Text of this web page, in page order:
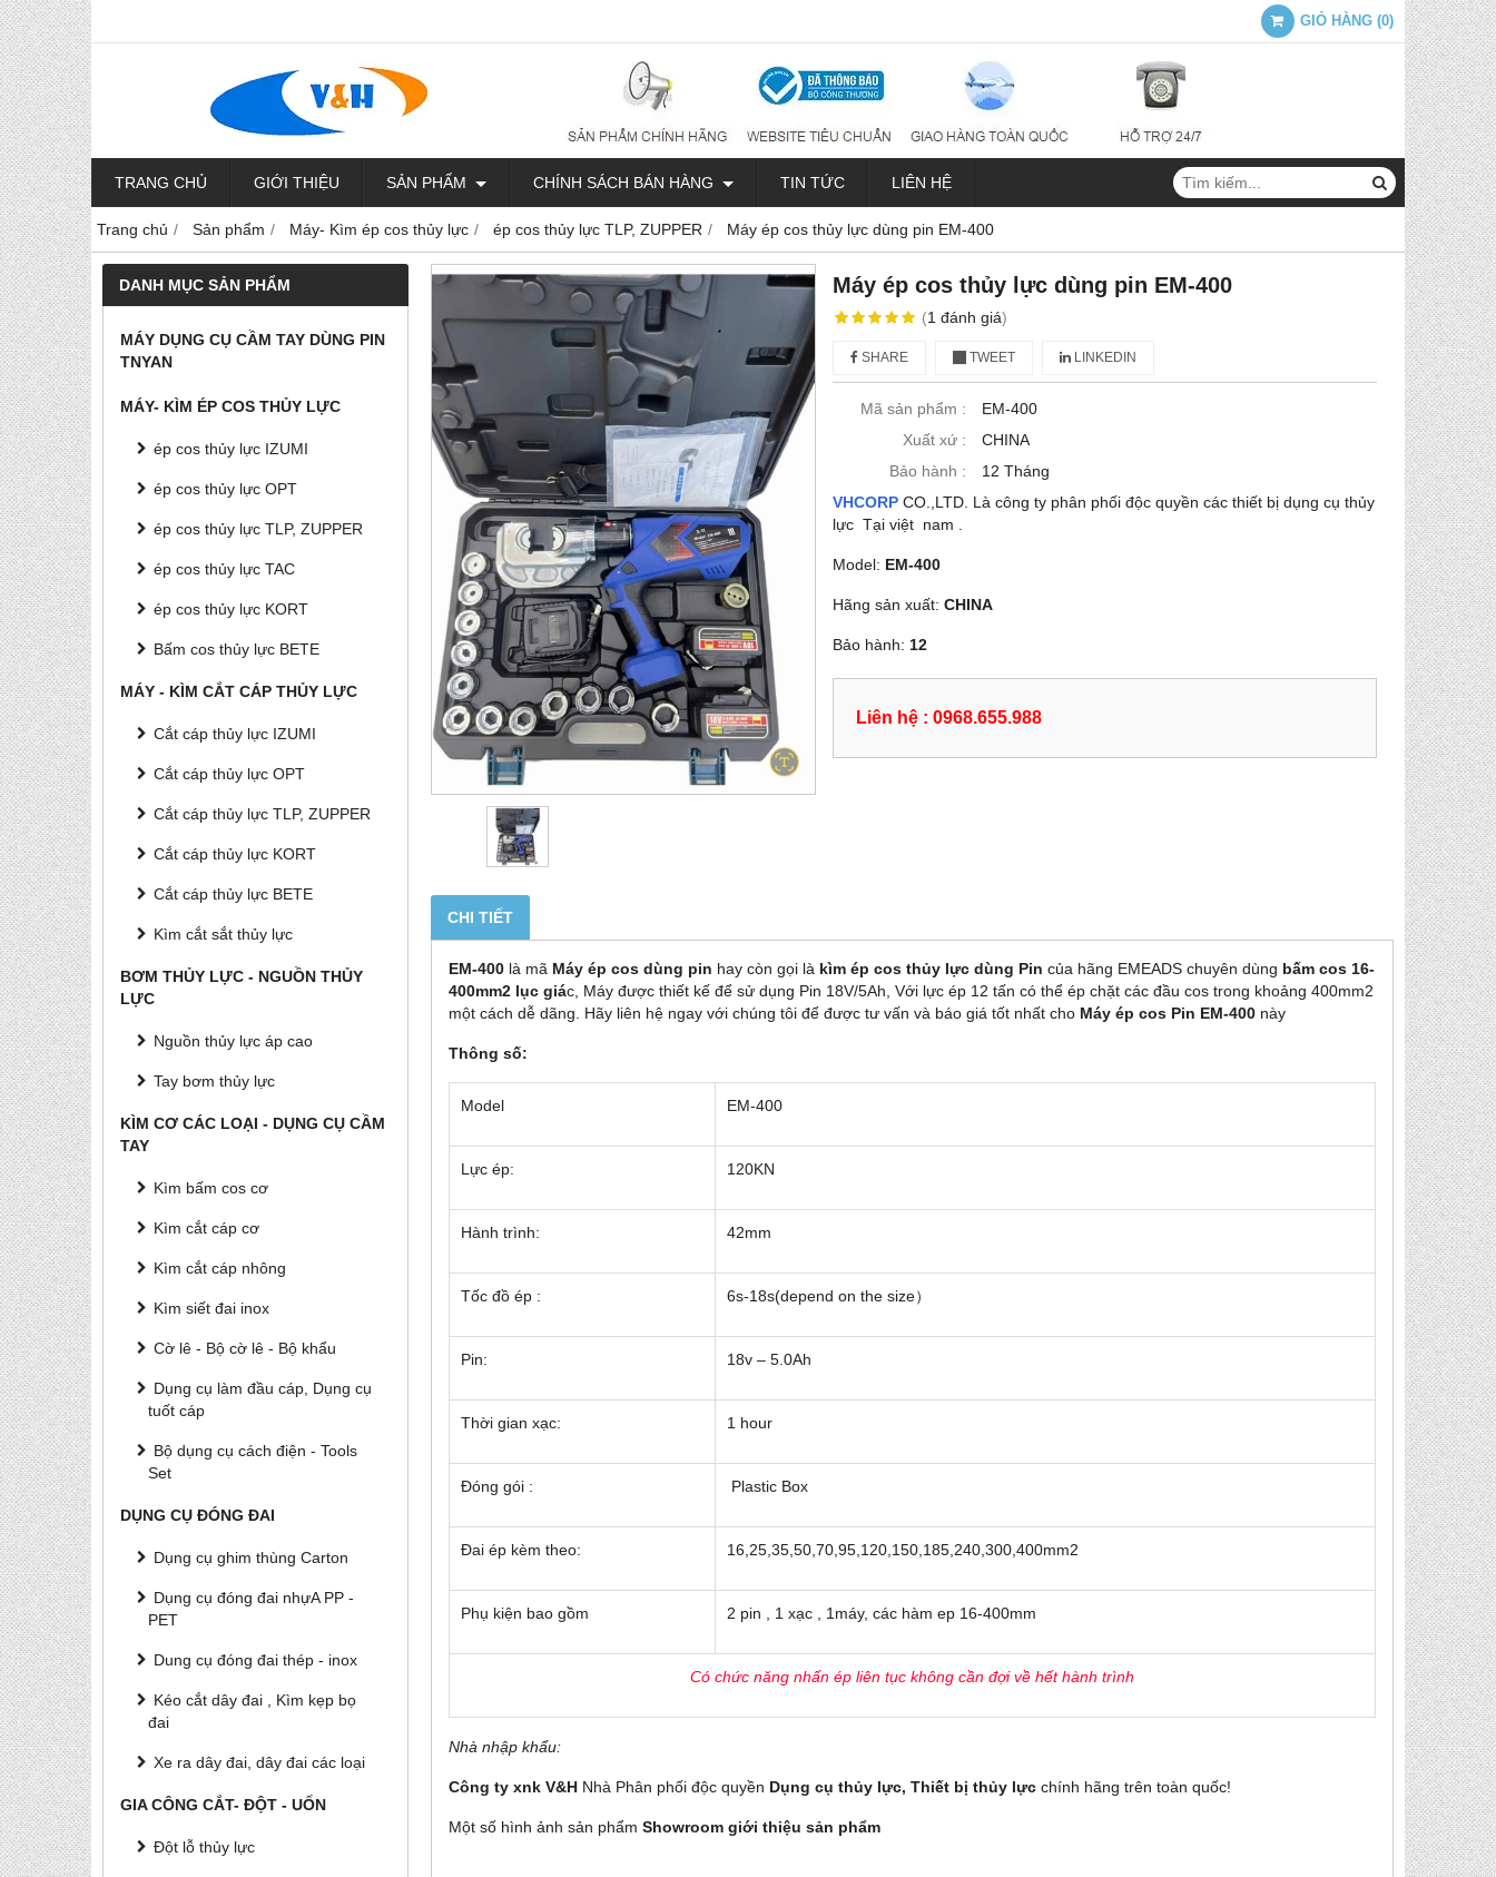
GIỎ HÀNG (0)
TRANG CHỦ GIỚI THIỆU SẢN PHẨM CHÍNH SÁCH BÁN HÀNG TIN TỨC LIÊN HỆ
Trang chủ Sản phẩm Máy- Kìm ép cos thủy lực ép cos thủy lực TLP, ZUPPER Máy ép cos thủy lực dùng pin EM-400
DANH MỤC SẢN PHẨM
MÁY DỤNG CỤ CẦM TAY DÙNG PIN
TNYAN
MÁY- KÌM ÉP COS THỦY LỰC
ép cos thủy lực IZUMI
ép cos thủy lực OPT
ép cos thủy lực TLP, ZUPPER
ép cos thủy lực TAC
ép cos thủy lực KORT
Bấm cos thủy lực BETE
MÁY - KÌM CẮT CÁP THỦY LỰC
Cắt cáp thủy lực IZUMI
Cắt cáp thủy lực OPT
Cắt cáp thủy lực TLP, ZUPPER
Cắt cáp thủy lực KORT
Cắt cáp thủy lực BETE
Kìm cắt sắt thủy lực
BƠM THỦY LỰC - NGUỒN THỦY
LỰC
Nguồn thủy lực áp cao
Tay bơm thủy lực
KÌM CƠ CÁC LOẠI - DỤNG CỤ CẦM
TAY
Kìm bấm cos cơ
Kìm cắt cáp cơ
Kìm cắt cáp nhông
Kìm siết đai inox
Cờ lê - Bộ cờ lê - Bộ khẩu
Dụng cụ làm đầu cáp, Dụng cụ
tuốt cáp
Bộ dụng cụ cách điện - Tools
Set
DỤNG CỤ ĐÓNG ĐAI
Dụng cụ ghim thùng Carton
Dụng cụ đóng đai nhựA PP -
PET
Dung cụ đóng đai thép - inox
Kéo cắt dây đai , Kìm kẹp bọ
đai
Xe ra dây đai, dây đai các loại
GIA CÔNG CẮT- ĐỘT - UỐN
Đột lỗ thủy lực
Máy ép cos thủy lực dùng pin EM-400
(1 đánh giá)
SHARE TWEET LINKEDIN
Mã sản phẩm :
EM-400
Xuất xứ :
CHINA
Bảo hành :
12 Tháng
VHCORP CO.,LTD. Là công ty phân phối độc quyền các thiết bị dụng cụ thủy
lực Tại việt nam .
Model: EM-400
Hãng sản xuất: CHINA
Bảo hành: 12
Liên hệ : 0968.655.988
CHI TIẾT
EM-400 là mã Máy ép cos dùng pin hay còn gọi là kìm ép cos thủy lực dùng Pin của hãng EMEADS chuyên dùng bấm cos 16-
400mm2 lục giác, Máy được thiết kế để sử dụng Pin 18V/5Ah, Với lực ép 12 tấn có thể ép chặt các đầu cos trong khoảng 400mm2
một cách dễ dãng. Hãy liên hệ ngay với chúng tôi để được tư vấn và báo giá tốt nhất cho Máy ép cos Pin EM-400 này
Thông số:
Model EM-400
Lực ép: 120KN
Hành trình: 42mm
Tốc đồ ép : 6s-18s(depend on the size）
Pin: 18v – 5.0Ah
Thời gian xạc: 1 hour
Đóng gói : Plastic Box
Đai ép kèm theo: 16,25,35,50,70,95,120,150,185,240,300,400mm2
Phụ kiện bao gồm 2 pin , 1 xạc , 1máy, các hàm ep 16-400mm
Có chức năng nhấn ép liên tục không cần đợi về hết hành trình
Nhà nhập khẩu:
Công ty xnk V&H Nhà Phân phối độc quyền Dụng cụ thủy lực, Thiết bị thủy lực chính hãng trên toàn quốc!
Một số hình ảnh sản phẩm Showroom giới thiệu sản phẩm